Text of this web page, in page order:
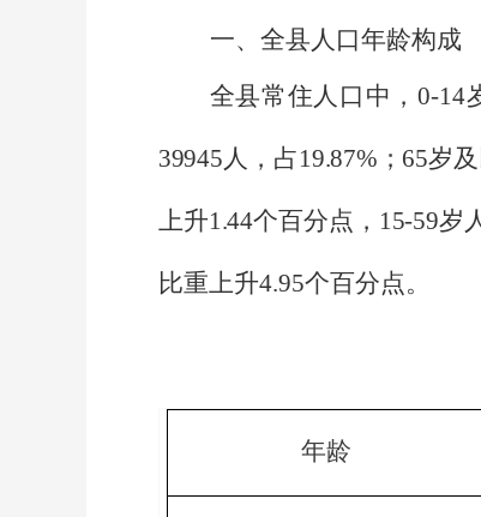
一、全县人口年龄构成
全县常住人口中，0-14
39945人，占19.87% ； 65岁
上升1.44个百分点， 15-59岁
比重上升4.95个百分点。
年龄